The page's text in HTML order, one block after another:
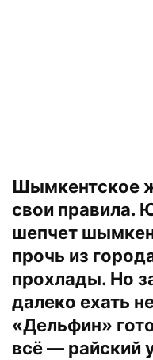
Шымкентское
свои правила.
шепчет
прочь из
прохлады. Но
далеко ехать
«Дельфин»
всё — райский